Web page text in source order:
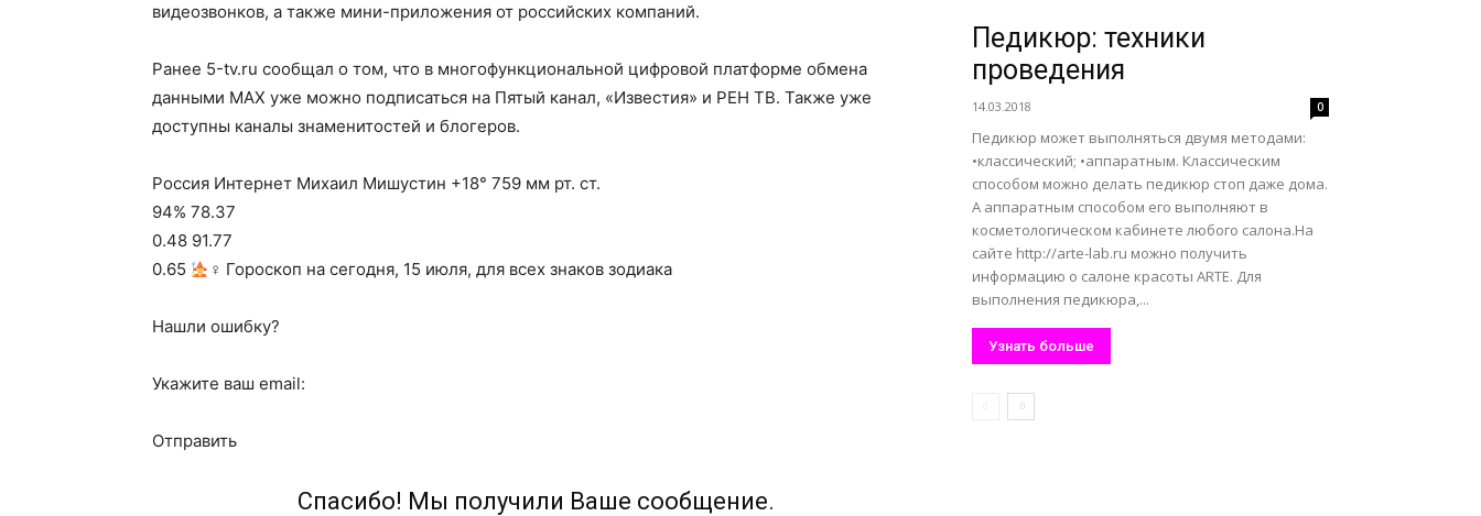
видеозвонков, а также мини-приложения от российских компаний.
Ранее 5-tv.ru сообщал о том, что в многофункциональной цифровой платформе обмена
данными MAX уже можно подписаться на Пятый канал, «Известия» и РЕН ТВ. Также уже
доступны каналы знаменитостей и блогеров.
Россия Интернет Михаил Мишустин +18° 759 мм рт. ст.
94% 78.37
0.48 91.77
0.65
‍♀ Гороскоп на сегодня, 15 июля, для всех знаков зодиака
Нашли ошибку?
Укажите ваш email:
Отправить
Спасибо! Мы получили Ваше сообщение.
Педикюр: техники
проведения
14.03.2018 0
Педикюр может выполняться двумя методами:
•классический; •аппаратным. Классическим
способом можно делать педикюр стоп даже дома.
А аппаратным способом его выполняют в
косметологическом кабинете любого салона.На
сайте http://arte-lab.ru можно получить
информацию о салоне красоты ARTE. Для
выполнения педикюра,...
Узнать больше